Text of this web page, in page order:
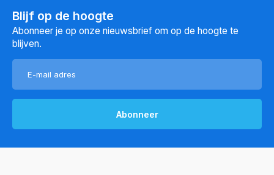
Blijf op de hoogte
Abonneer je op onze nieuwsbrief om op de hoogte te
blijven.
Abonneer